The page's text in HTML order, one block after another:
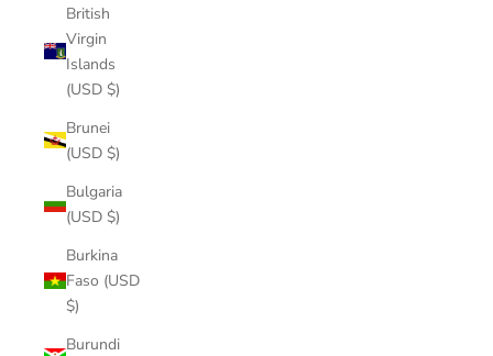
British
Virgin
Islands
(USD $)
Brunei
(USD $)
Bulgaria
(USD $)
Burkina
Faso (USD
$)
Burundi